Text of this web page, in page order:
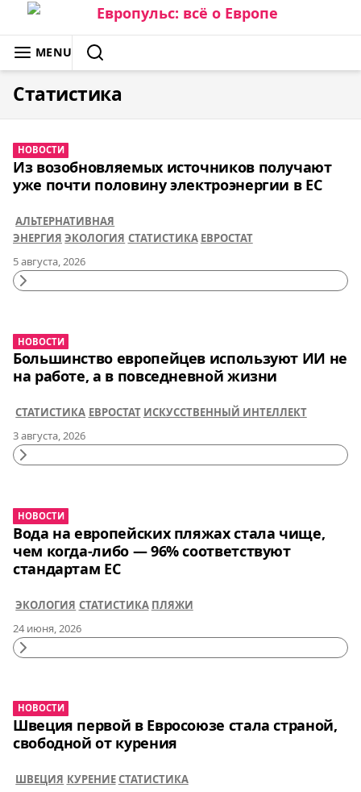
Skip
to
content
ЕВРОПУЛЬС: ВСЁ О ЕВРОПЕ
MENU
Статистика
НОВОСТИ
Из возобновляемых источников получают
уже почти половину электроэнергии в ЕС
АЛЬТЕРНАТИВНАЯ
ЭНЕРГИЯ ЭКОЛОГИЯ СТАТИСТИКА ЕВРОСТАТ
5 августа, 2026
Continue
НОВОСТИ
Большинство европейцев используют ИИ не
на работе, а в повседневной жизни
СТАТИСТИКА ЕВРОСТАТ ИСКУССТВЕННЫЙ ИНТЕЛЛЕКТ
3 августа, 2026
Continue
НОВОСТИ
Вода на европейских пляжах стала чище,
чем когда-либо — 96% соответствуют
стандартам ЕС
ЭКОЛОГИЯ СТАТИСТИКА ПЛЯЖИ
24 июня, 2026
Continue
НОВОСТИ
Швеция первой в Евросоюзе стала страной,
свободной от курения
ШВЕЦИЯ КУРЕНИЕСТАТИСТИКА